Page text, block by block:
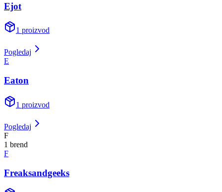
Ejot
1 proizvod
Pogledaj
E
Eaton
1 proizvod
Pogledaj
F
1 brend
F
Freaksandgeeks